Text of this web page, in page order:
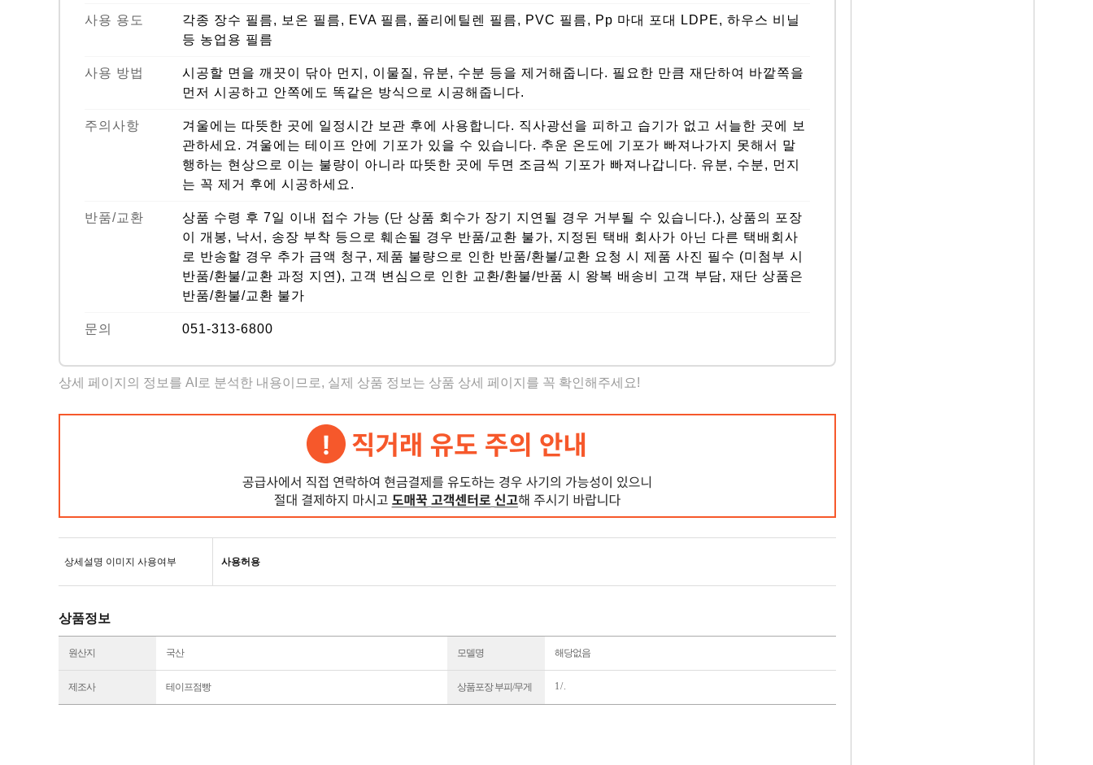
사용 용도
각종 장수 필름, 보온 필름, EVA 필름, 폴리에틸렌 필름, PVC 필름, Pp 마대 포대 LDPE, 하우스 비닐
등 농업용 필름
사용 방법
시공할 면을 깨끗이 닦아 먼지, 이물질, 유분, 수분 등을 제거해줍니다. 필요한 만큼 재단하여 바깥쪽을
먼저 시공하고 안쪽에도 똑같은 방식으로 시공해줍니다.
주의사항
겨울에는 따뜻한 곳에 일정시간 보관 후에 사용합니다. 직사광선을 피하고 습기가 없고 서늘한 곳에 보
관하세요. 겨울에는 테이프 안에 기포가 있을 수 있습니다. 추운 온도에 기포가 빠져나가지 못해서 말
행하는 현상으로 이는 불량이 아니라 따뜻한 곳에 두면 조금씩 기포가 빠져나갑니다. 유분, 수분, 먼지
는 꼭 제거 후에 시공하세요.
반품/교환
상품 수령 후 7일 이내 접수 가능 (단 상품 회수가 장기 지연될 경우 거부될 수 있습니다.), 상품의 포장
이 개봉, 낙서, 송장 부착 등으로 훼손될 경우 반품/교환 불가, 지정된 택배 회사가 아닌 다른 택배회사
로 반송할 경우 추가 금액 청구, 제품 불량으로 인한 반품/환불/교환 요청 시 제품 사진 필수 (미첨부 시
반품/환불/교환 과정 지연), 고객 변심으로 인한 교환/환불/반품 시 왕복 배송비 고객 부담, 재단 상품은
반품/환불/교환 불가
문의 051-313-6800
상세 페이지의 정보를 AI로 분석한 내용이므로, 실제 상품 정보는 상품 상세 페이지를 꼭 확인해주세요!
상세설명 이미지 사용여부 사용허용
상품정보
원산지 국산 모델명 해당없음
제조사 테이프점빵 상품포장 부피/무게 1 / .